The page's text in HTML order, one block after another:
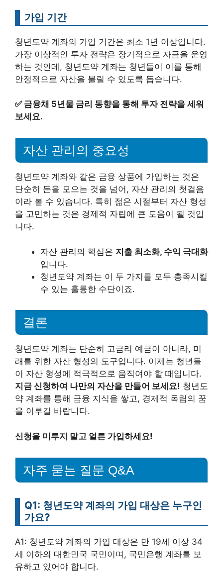
가입 기간
청년도약 계좌의 가입 기간은 최소 1년 이상입니다.
가장 이상적인 투자 전략은 장기적으로 자금을 운영
하는 것인데, 청년도약 계좌는 청년들이 이를 통해
안정적으로 자산을 불릴 수 있도록 돕습니다.
✅ 금융채 5년물 금리 동향을 통해 투자 전략을 세워
보세요.
자산 관리의 중요성
청년도약 계좌와 같은 금융 상품에 가입하는 것은
단순히 돈을 모으는 것을 넘어, 자산 관리의 첫걸음
이라 볼 수 있습니다. 특히 젊은 시절부터 자산 형성
을 고민하는 것은 경제적 자립에 큰 도움이 될 것입
니다.
자산 관리의 핵심은 지출 최소화, 수익 극대화
입니다.
청년도약 계좌는 이 두 가지를 모두 충족시킬
수 있는 훌륭한 수단이죠.
결론
청년도약 계좌는 단순히 고금리 예금이 아니라, 미
래를 위한 자산 형성의 도구입니다. 이제는 청년들
이 자산 형성에 적극적으로 움직여야 할 때입니다.
지금 신청하여 나만의 자산을 만들어 보세요! 청년도
약 계좌를 통해 금융 지식을 쌓고, 경제적 독립의 꿈
을 이루길 바랍니다.
신청을 미루지 말고 얼른 가입하세요!
자주 묻는 질문 Q&A
Q1: 청년도약 계좌의 가입 대상은 누구인
가요?
A1: 청년도약 계좌의 가입 대상은 만 19세 이상 34
세 이하의 대한민국 국민이며, 국민은행 계좌를 보
유하고 있어야 합니다.